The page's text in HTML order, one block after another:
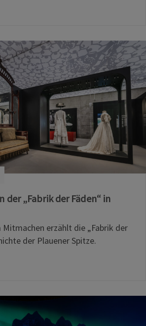
der „Fabrik der Fäden“ in
Mitmachen erzählt die „Fabrik der
der Plauener Spitze.